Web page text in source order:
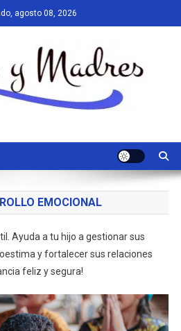
agosto 08, 2026
EMOCIONAL
Ayuda a tu hijo a gestionar sus
y fortalecer sus relaciones
feliz y segura!